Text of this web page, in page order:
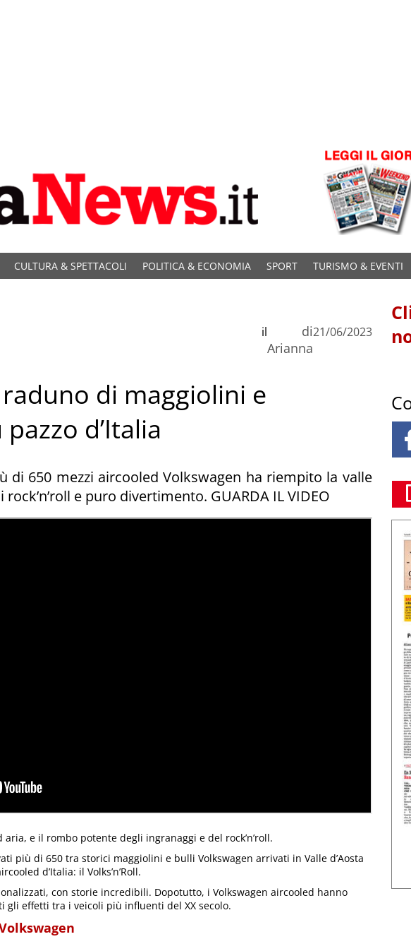
CULTURA & SPETTACOLI POLITICA & ECONOMIA SPORT TURISMO & EVENTI
di
Arianna
il 21/06/2023
raduno di maggiolini e
d’Italia
di 650 mezzi aircooled Volkswagen ha riempito la valle
e puro divertimento. GUARDA IL VIDEO
e il rombo potente degli ingranaggi e del rock’n’roll.
più di 650 tra storici maggiolini e bulli Volkswagen arrivati in Valle d’Aosta
d’Italia: il Volks’n’Roll.
con storie incredibili. Dopotutto, i Volkswagen aircooled hanno
gli effetti tra i veicoli più influenti del XX secolo.